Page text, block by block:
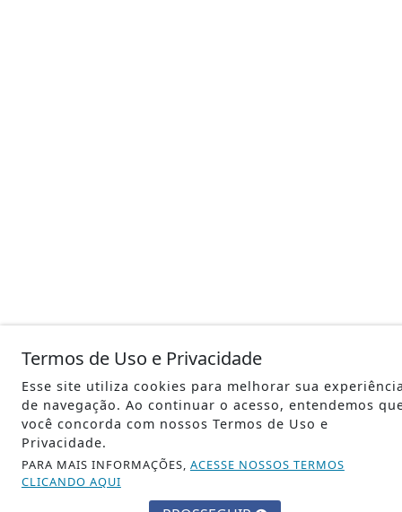
Termos de Uso e Privacidade
Esse site utiliza cookies para melhorar sua
de navegação. Ao continuar o acesso, entendemos
você concorda com nossos Termos de Uso e
Privacidade.
PARA MAIS INFORMAÇÕES, ACESSE NOSSOS TERMOS
CLICANDO AQUI